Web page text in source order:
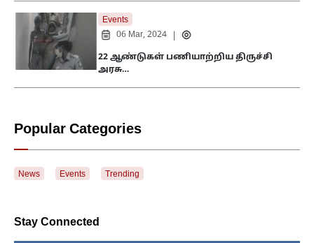
Events
06 Mar, 2024
22 ஆண்டுகள் பணியாற்றிய திருச்சி
அரசு…
Popular Categories
News Events Trending
Stay Connected